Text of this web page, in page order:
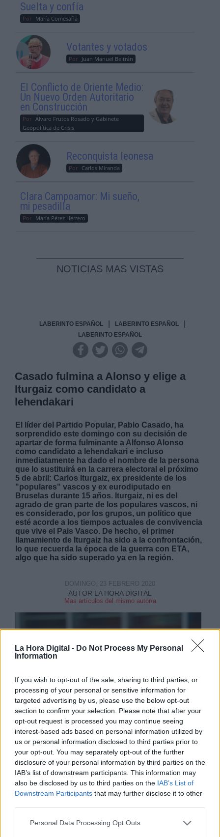
La Hora Digital - Do Not Process My Personal
Information
If you wish to opt-out of the sale, sharing to third parties, or
processing of your personal or sensitive information for
targeted advertising by us, please use the below opt-out
section to confirm your selection. Please note that after your
opt-out request is processed you may continue seeing
interest-based ads based on personal information utilized by
us or personal information disclosed to third parties prior to
your opt-out. You may separately opt-out of the further
disclosure of your personal information by third parties on the
IAB’s list of downstream participants. This information may
also be disclosed by us to third parties on the IAB’s List of
Downstream Participants that may further disclose it to other
Personal Data Processing Opt Outs
Suelta y confía
Por María Comesaña
Votantes y votados
Por Juan Manuel Beltrán
El Conflicto de Oriente Medio:
Un Nuevo Orden Autoritario
en Construcción
Por Álvaro Frutos Rosado y Gabinete
Geopolítica de Crisis
Reconquista leonesa
Por Carlos Miranda
Clara Campoamor: Mi sueño,
mi pesadilla
Por María Pérez Herrero
NOTICIAS MAS VISTAS
LABERINTO ESPAÑOL LABERINTO ESPAÑOL
LABERINTO ESPAÑOL
Casado fulmina a Alonso y elige a
Iturgaiz como candidato a
lehendakari
El líder del Partido Popular, Pablo Casado, ha
sorprendido este domingo con su decisión de
apartar de forma fulminante a Alfonso Alonso
como candidato a lehendakari e incluso
inmediatamente ha dado el nombre de la persona
que lo sustituirá en la carrera electoral el próximo
5 de abril: Carlos Iturgaiz, ex presidente de los
"populares" vascos y ex eurodiputado en
Bruselas durante 15 años. Iturgaiz, ni es del
agrado de gran parte de los populares vascos, ni
es considerado, por los grupos, un político que
esté acorde a los tiempos actuales de convivencia
que vive el Pais Vasco. De hecho, el primer
llamamiento de Iturgaiz ha sido a la confrontación,
lo que recuerda la época de la guerra con ETA,
algo que ha sido superado ya en la región.
AUTOR LA HORA DIGITAL
Mas artículos del mismo autor/a
DOMINGO, 23 FEBRERO 2020